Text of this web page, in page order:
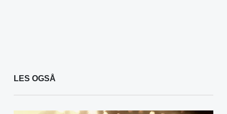
LES OGSÅ